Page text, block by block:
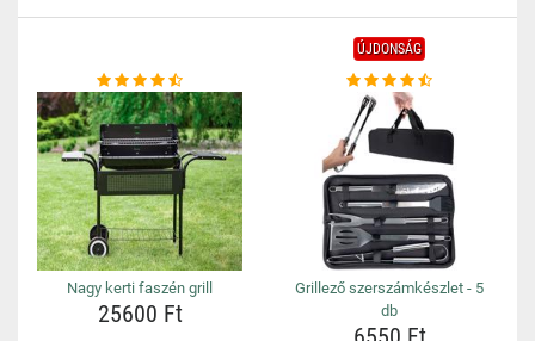
Nagy kerti faszén grill
25600 Ft
ÚJDONSÁG
Grillező szerszámkészlet - 5
db